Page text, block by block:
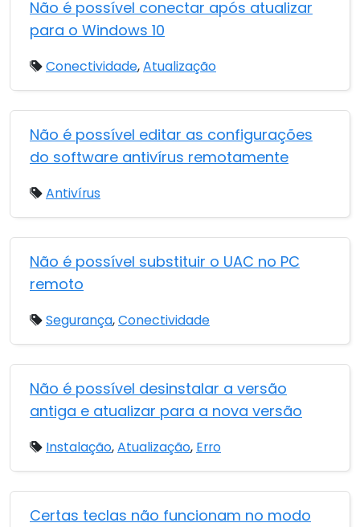
Não é possível conectar após atualizar
para o Windows 10
Conectividade,Atualização
Não é possível editar as configurações
do software antivírus remotamente
Antivírus
Não é possível substituir o UAC no PC
remoto
Segurança,Conectividade
Não é possível desinstalar a versão
antiga e atualizar para a nova versão
Instalação,Atualização, Erro
Certas teclas não funcionam no modo